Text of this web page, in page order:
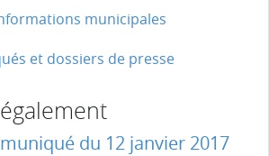
municipales
et dossiers de presse
du 12 janvier 2017